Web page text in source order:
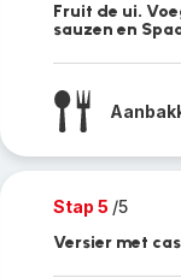
Fruit de ui.
sauzen en
Stap 5 /5
Versier met